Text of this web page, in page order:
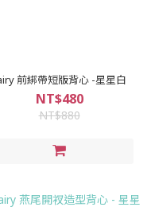
Fairy 前綁帶短版背心 -星星白
NT$480
NT$880